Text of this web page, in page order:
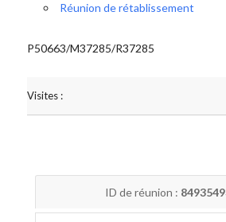
Réunion de rétablissement
P50663/M37285/R37285
Visites :
ID de réunion :